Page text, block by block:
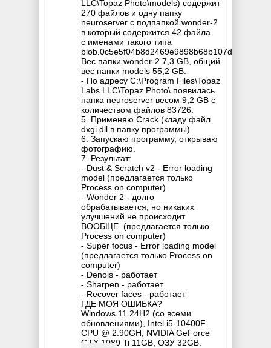
LLC\Topaz Photo\models) содержит
270 файлов и одну папку
neuroserver с подпапкой wonder-2
в который содержится 42 файла
с именами такого типа
blob.0c5e5f04b8d2469e9898b68b107dd531
Вес папки wonder-2 7,3 GB, общий
вес папки models 55,2 GB.
- По адресу C:\Program Files\Topaz
Labs LLC\Topaz Photo\ появилась
папка neuroserver весом 9,2 GB с
количеством файлов 83726.
5. Применяю Crack (кладу файл
dxgi.dll в папку программы)
6. Запускаю программу, открываю
фотографию.
7. Результат:
- Dust & Scratch v2 - Error loading
model (предлагается только
Process on computer)
- Wonder 2 - долго
обрабатывается, но никаких
улучшений не происходит
ВООБЩЕ. (предлагается только
Process on computer)
- Super focus - Error loading model
(предлагается только Process on
computer)
- Denois - работает
- Sharpen - работает
- Recover faces - работает
ГДЕ МОЯ ОШИБКА?
Windows 11 24H2 (со всеми
обновлениями), Intel i5-10400F
CPU @ 2.90GH, NVIDIA GeForce
GTX 1080 Ti 11GB, ОЗУ 32GB.